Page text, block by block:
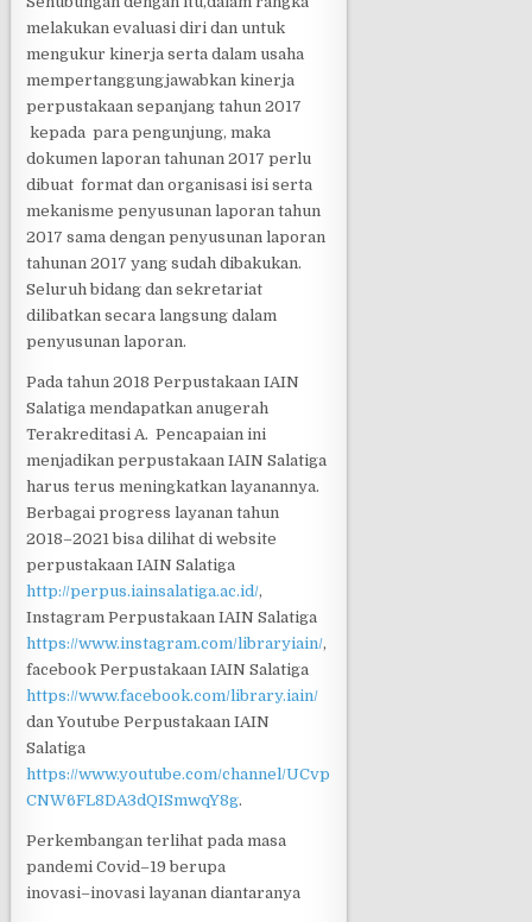
melakukan evaluasi diri dan untuk
mengukur kinerja serta dalam usaha
mempertanggungjawabkan kinerja
perpustakaan sepanjang tahun 2017
kepada para pengunjung, maka
dokumen laporan tahunan 2017 perlu
dibuat format dan organisasi isi serta
mekanisme penyusunan laporan tahun
2017 sama dengan penyusunan laporan
tahunan 2017 yang sudah dibakukan.
Seluruh bidang dan sekretariat
dilibatkan secara langsung dalam
penyusunan laporan.
Pada tahun 2018 Perpustakaan IAIN
Salatiga mendapatkan anugerah
Terakreditasi A.Pencapaian ini
menjadikan perpustakaan IAIN Salatiga
harus terus meningkatkan layanannya.
Berbagai progress layanantahun
2018–2021bisa dilihat di website
perpustakaan IAIN Salatiga
http://perpus.iainsalatiga.ac.id/,
InstagramPerpustakaanIAINSalatiga
https://www.instagram.com/libraryiain/,
facebookPerpustakaanIAINSalatiga
https://www.facebook.com/library.iain/
danYoutubePerpustakaanIAIN
Salatiga
https://www.youtube.com/channel/UCvp
CNW6FL8DA3dQISmwqY8g.
Perkembangan terlihat pada masa
pandemi Covid–19 berupa
inovasi–inovasi layanandiantaranya